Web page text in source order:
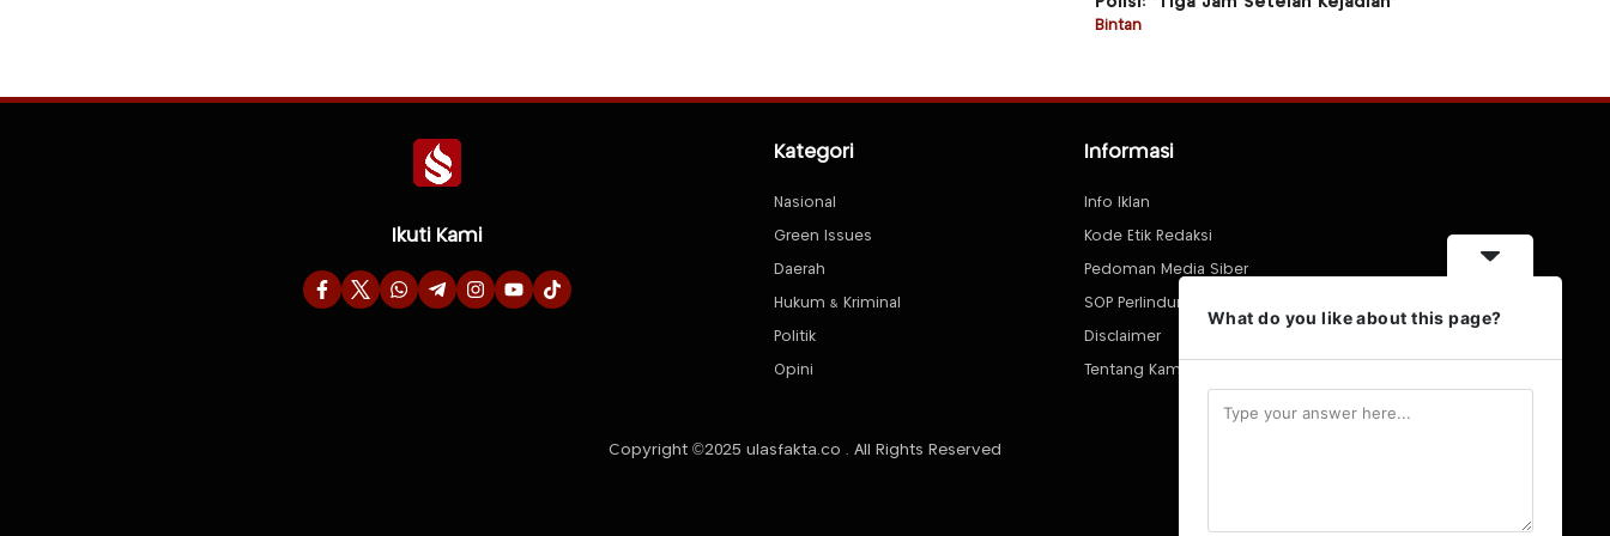
Bintan
Ikuti Kami
Kategori
Nasional
Green Issues
Daerah
Hukum & Kriminal
Politik
Opini
Informasi
Info Iklan
Kode Etik Redaksi
Pedoman Media Siber
SOP Perlindungan Wartawan
Disclaimer
Tentang Kami
Copyright ©2025 ulasfakta.co . All Rights Reserved
What do you like about this page?